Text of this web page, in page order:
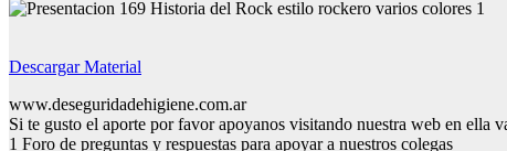
Descargar Material
www.deseguridadehigiene.com.ar
Si te gusto el aporte por favor apoyanos visitando nuestra web en ella
1 Foro de preguntas y respuestas para apoyar a nuestros colegas